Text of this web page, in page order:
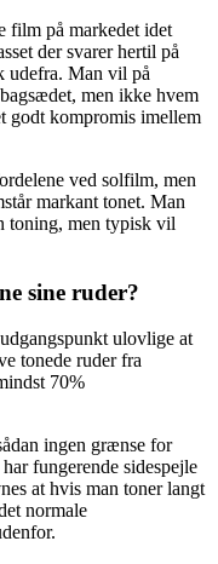
film på markedet idet
der svarer hertil på
udefra. Man vil på
men ikke hvem
godt kompromis imellem
ved solfilm, men
markant tonet. Man
toning, men typisk vil
sine ruder?
ulovlige at
tonede ruder fra
70%
ingen grænse for
fungerende sidespejle
at hvis man toner langt
normale